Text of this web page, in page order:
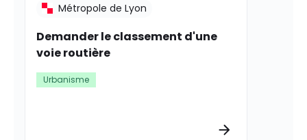
Demander le classement d'une
voie routière
Métropole de Lyon
Urbanisme